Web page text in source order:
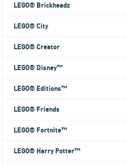
LEGO® Brickheadz
LEGO® City
LEGO® Creator
LEGO® Disney™
LEGO® Editions™
LEGO® Friends
LEGO® Fortnite™
LEGO® Harry Potter™